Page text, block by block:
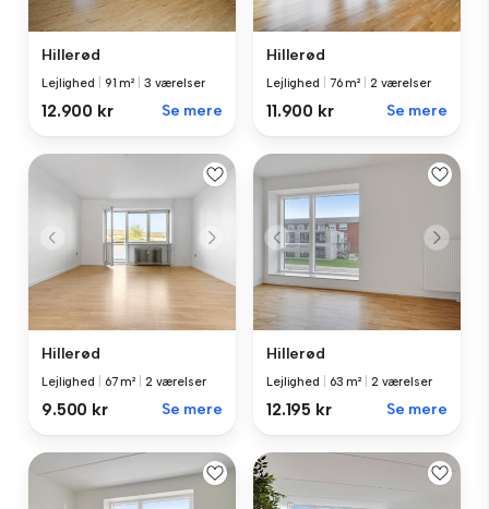
Hillerød
Lejlighed 91 m² 3 værelser
12.900 kr Se mere
Hillerød
Lejlighed 76 m² 2 værelser
11.900 kr Se mere
Hillerød
Lejlighed 67 m² 2 værelser
9.500 kr Se mere
Hillerød
Lejlighed 63 m² 2 værelser
12.195 kr Se mere